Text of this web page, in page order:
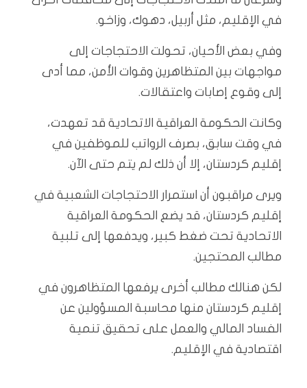
في الإقليم، مثل أربيل، دهوك، وزاخو.
وفي بعض الأحيان، تحولت الاحتجاجات إلى
مواجهات بين المتظاهرين وقوات الأمن، مما أدى
إلى وقوع إصابات واعتقالات.
وكانت الحكومة العراقية الاتحادية قد تعهدت،
في وقت سابق، بصرف الرواتب للموظفين في
إقليم كردستان، إلا أن ذلك لم يتم حتى الآن.
ويرى مراقبون أن استمرار الاحتجاجات الشعبية في
إقليم كردستان، قد يضع الحكومة العراقية
الاتحادية تحت ضغط كبير، ويدفعها إلى تلبية
مطالب المحتجين.
لكن هنالك مطالب أخرى يرفعها المتظاهرون في
إقليم كردستان منها محاسبة المسؤولين عن
الفساد المالي والعمل على تحقيق تنمية
اقتصادية في الإقليم.